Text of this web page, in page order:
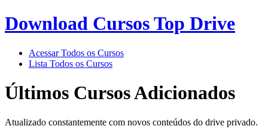
Download Cursos Top Drive
Acessar Todos os Cursos
Lista Todos os Cursos
Últimos Cursos Adicionados
Atualizado constantemente com novos conteúdos do drive privado.